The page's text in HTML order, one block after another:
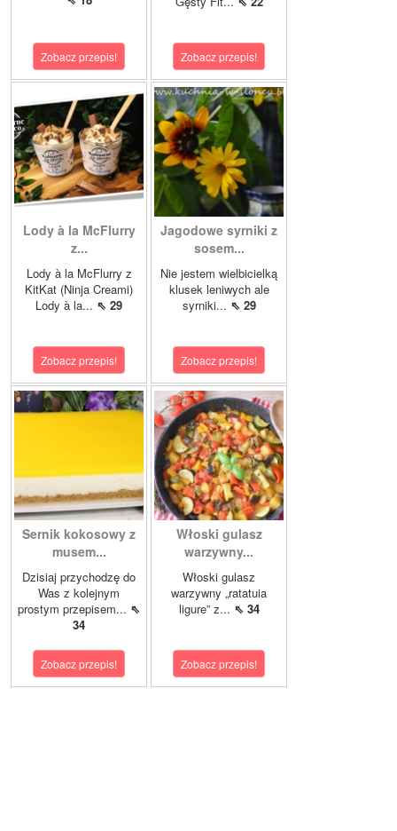
Zobacz przepis! Zobacz przepis!
Lody à la McFlurry
z...
Lody à la McFlurry z
KitKat (Ninja Creami)
Lody à la... ⇖ 29
Zobacz przepis!
Jagodowe syrniki z
sosem...
Nie jestem wielbicielką
klusek leniwych ale
syrniki... ⇖ 29
Zobacz przepis!
Sernik kokosowy z
musem...
Dzisiaj przychodzę do
Was z kolejnym
prostym przepisem... ⇖
34
Zobacz przepis!
Włoski gulasz
warzywny...
Włoski gulasz
warzywny „ratatuia
ligure” z... ⇖ 34
Zobacz przepis!